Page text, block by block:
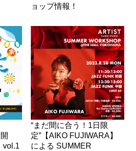
ョップ情報！
vol.1
“まだ間に合う！1日限
定”【AIKO FUJIWARA】
による SUMMER